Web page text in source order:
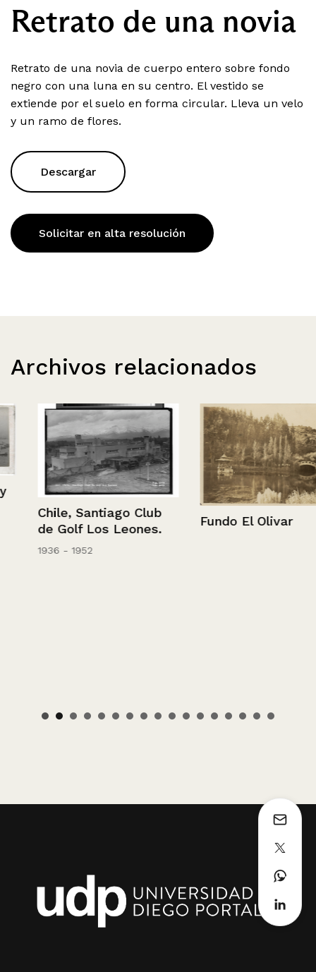
Retrato de una novia
Retrato de una novia de cuerpo entero sobre fondo
negro con una luna en su centro. El vestido se
extiende por el suelo en forma circular. Lleva un velo
y un ramo de flores.
Descargar
Solicitar en alta resolución
Archivos relacionados
Chile, Santiago Club
de Golf Los Leones.
1936 - 1952
Fundo El Olivar